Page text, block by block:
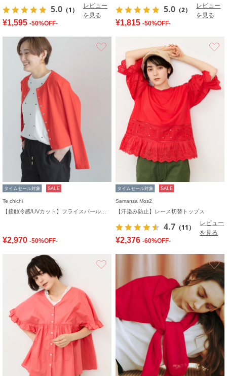
5.0 （1）
レビュー
を見る
¥1,595 -50%OFF-
5.0 （2）
レビュー
を見る
¥1,815 -50%OFF-
タイムセール対象 SALE
Te chichi
¥2,970 -50%OFF-
タイムセール対象 SALE
Samansa Mos2
【汗染み防止】レース切替トップス
4.7 （11）
レビュー
を見る
¥2,376 -60%OFF-